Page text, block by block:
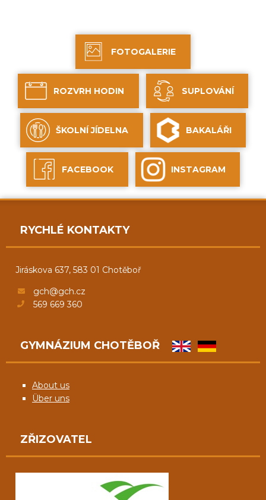
FOTOGALERIE
ROZVRH HODIN SUPLOVÁNÍ
ŠKOLNÍ JÍDELNA BAKALÁŘI
FACEBOOK INSTAGRAM
RYCHLÉ KONTAKTY
Jiráskova 637, 583 01 Chotěboř
gch@gch.cz
569 669 360
GYMNÁZIUM CHOTĚBOŘ
About us
Über uns
ZŘIZOVATEL